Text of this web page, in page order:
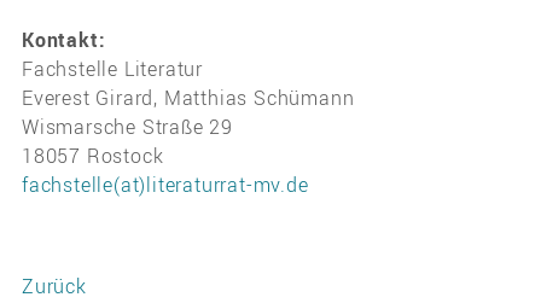
Kontakt:
Fachstelle Literatur
Everest Girard, Matthias Schümann
Wismarsche Straße 29
18057 Rostock
fachstelle(at)literaturrat-mv.de
Zurück